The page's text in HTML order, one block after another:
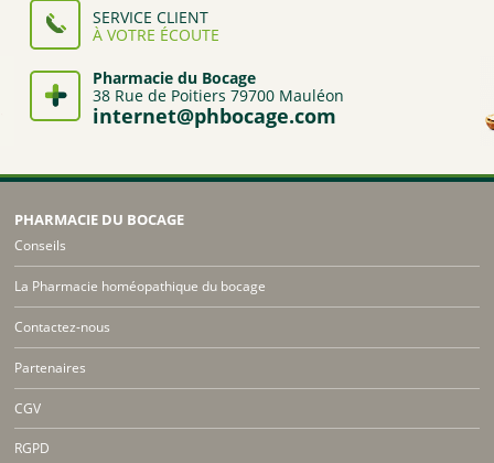
SERVICE CLIENT
À VOTRE ÉCOUTE
Pharmacie du Bocage
38 Rue de Poitiers 79700 Mauléon
internet@phbocage.com
PHARMACIE DU BOCAGE
Conseils
La Pharmacie homéopathique du bocage
Contactez-nous
Partenaires
CGV
RGPD